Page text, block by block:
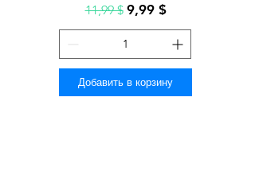
Обычная цена
11,99 $ Цена со скидкой
9,99 $
Добавить в корзину